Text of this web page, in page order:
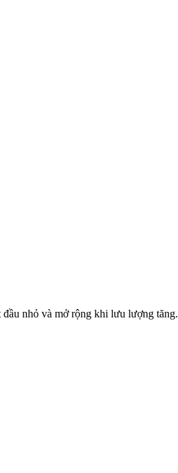
nhỏ và mở rộng khi lưu lượng tăng.